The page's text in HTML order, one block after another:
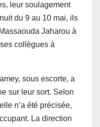
leur soulagement
du 9 au 10 mai, ils
Jaharou à
collègues à
sous escorte, a
sur leur sort. Selon
n’a été précisée,
La direction